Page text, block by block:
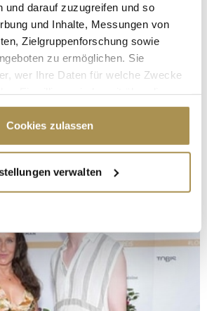
und darauf zuzugreifen und so
und Inhalte, Messungen von
Zielgruppenforschung sowie
zu ermöglichen. Sie
wer Ihre Daten für welche Zwecke
durch Klicken auf das Privacy
oder widerrufen
über Ihre geografische Lage
bis auf einige Meter genau sein
(Fingerprinting) identifizieren
wie Ihre persönlichen Daten
legen Sie Ihre Präferenzen im
fest.
Cookies zulassen
verwalten